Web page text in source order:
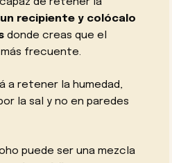
recipiente y colócalo
donde creas que el
frecuente.
a retener la humedad,
la sal y no en paredes
puede ser una mezcla